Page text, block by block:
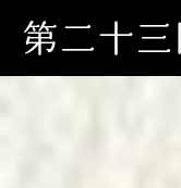
第二十